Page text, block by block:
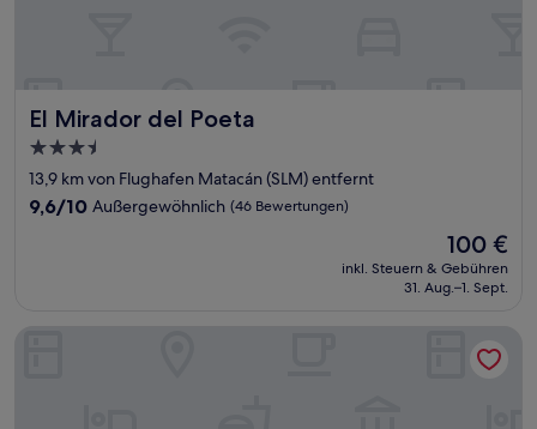
El Mirador del Poeta
El Mirador del Poeta
3.5-
Sterne-
Unterkunft
13,9 km von Flughafen Matacán (SLM) entfernt
9.6
9,6/10 Außergewöhnlich (46 Bewertungen)
Der
Preis
beträgt
100 €
inkl. Steuern & Gebühren
31. Aug.–1. Sept.